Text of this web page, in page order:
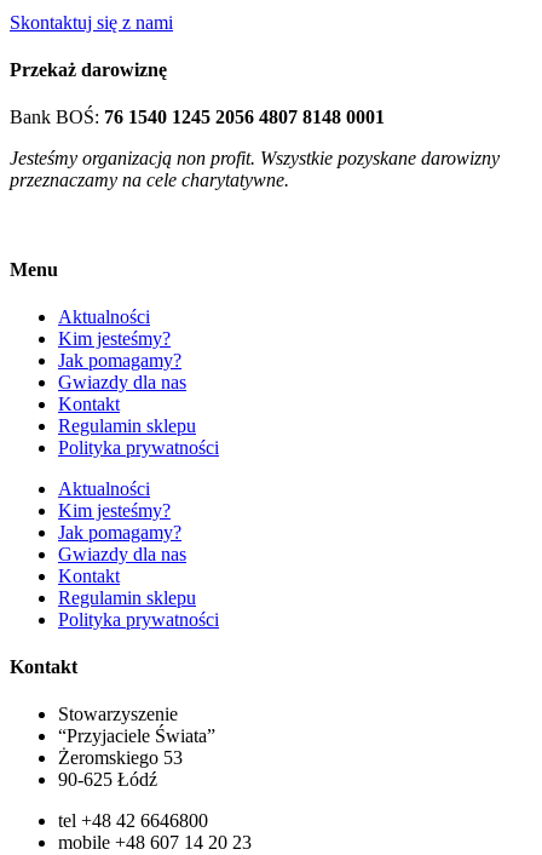
Skontaktuj się z nami
Przekaż darowiznę
Bank BOŚ: 76 1540 1245 2056 4807 8148 0001
Jesteśmy organizacją non profit. Wszystkie pozyskane darowizny
przeznaczamy na cele charytatywne.
Menu
Aktualności
Kim jesteśmy?
Jak pomagamy?
Gwiazdy dla nas
Kontakt
Regulamin sklepu
Polityka prywatności
Aktualności
Kim jesteśmy?
Jak pomagamy?
Gwiazdy dla nas
Kontakt
Regulamin sklepu
Polityka prywatności
Kontakt
Stowarzyszenie
“Przyjaciele Świata”
Żeromskiego 53
90-625 Łódź
tel +48 42 6646800
mobile +48 607 14 20 23